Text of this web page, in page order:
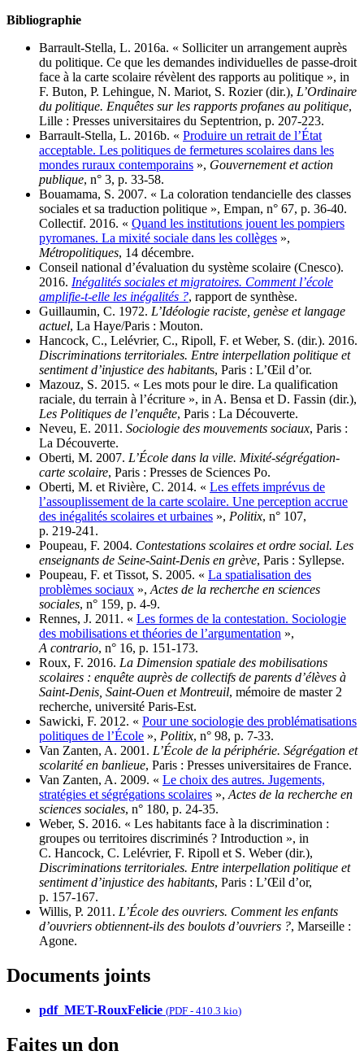
Bibliographie
Barrault-Stella, L. 2016a. « Solliciter un arrangement auprès
du politique. Ce que les demandes individuelles de passe-droit
face à la carte scolaire révèlent des rapports au politique », in
F. Buton, P. Lehingue, N. Mariot, S. Rozier (dir.), L’Ordinaire
du politique. Enquêtes sur les rapports profanes au politique,
Lille : Presses universitaires du Septentrion, p. 207‑223.
Barrault-Stella, L. 2016b. « Produire un retrait de l’État
acceptable. Les politiques de fermetures scolaires dans les
mondes ruraux contemporains », Gouvernement et action
publique, n° 3, p. 33‑58.
Bouamama, S. 2007. « La coloration tendancielle des classes
sociales et sa traduction politique », Empan, n° 67, p. 36‑40.
Collectif. 2016. « Quand les institutions jouent les pompiers
pyromanes. La mixité sociale dans les collèges »,
Métropolitiques, 14 décembre.
Conseil national d’évaluation du système scolaire (Cnesco).
2016. Inégalités sociales et migratoires. Comment l’école
amplifie-t-elle les inégalités ?, rapport de synthèse.
Guillaumin, C. 1972. L’Idéologie raciste, genèse et langage
actuel, La Haye/Paris : Mouton.
Hancock, C., Lelévrier, C., Ripoll, F. et Weber, S. (dir.). 2016.
Discriminations territoriales. Entre interpellation politique et
sentiment d’injustice des habitants, Paris : L’Œil d’or.
Mazouz, S. 2015. « Les mots pour le dire. La qualification
raciale, du terrain à l’écriture », in A. Bensa et D. Fassin (dir.),
Les Politiques de l’enquête, Paris : La Découverte.
Neveu, E. 2011. Sociologie des mouvements sociaux, Paris :
La Découverte.
Oberti, M. 2007. L’École dans la ville. Mixité-ségrégation-
carte scolaire, Paris : Presses de Sciences Po.
Oberti, M. et Rivière, C. 2014. « Les effets imprévus de
l’assouplissement de la carte scolaire. Une perception accrue
des inégalités scolaires et urbaines », Politix, n° 107,
p. 219‑241.
Poupeau, F. 2004. Contestations scolaires et ordre social. Les
enseignants de Seine-Saint-Denis en grève, Paris : Syllepse.
Poupeau, F. et Tissot, S. 2005. « La spatialisation des
problèmes sociaux », Actes de la recherche en sciences
sociales, n° 159, p. 4‑9.
Rennes, J. 2011. « Les formes de la contestation. Sociologie
des mobilisations et théories de l’argumentation »,
A contrario, n° 16, p. 151‑173.
Roux, F. 2016. La Dimension spatiale des mobilisations
scolaires : enquête auprès de collectifs de parents d’élèves à
Saint-Denis, Saint-Ouen et Montreuil, mémoire de master 2
recherche, université Paris-Est.
Sawicki, F. 2012. « Pour une sociologie des problématisations
politiques de l’École », Politix, n° 98, p. 7‑33.
Van Zanten, A. 2001. L’École de la périphérie. Ségrégation et
scolarité en banlieue, Paris : Presses universitaires de France.
Van Zanten, A. 2009. « Le choix des autres. Jugements,
stratégies et ségrégations scolaires », Actes de la recherche en
sciences sociales, n° 180, p. 24‑35.
Weber, S. 2016. « Les habitants face à la discrimination :
groupes ou territoires discriminés ? Introduction », in
C. Hancock, C. Lelévrier, F. Ripoll et S. Weber (dir.),
Discriminations territoriales. Entre interpellation politique et
sentiment d’injustice des habitants, Paris : L’Œil d’or,
p. 157‑167.
Willis, P. 2011. L’École des ouvriers. Comment les enfants
d’ouvriers obtiennent-ils des boulots d’ouvriers ?, Marseille :
Agone.
Documents joints
pdf_MET-RouxFelicie (PDF - 410.3 kio)
Faites un don